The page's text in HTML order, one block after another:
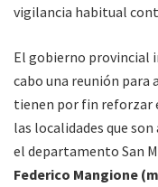
vigilancia habitual
El gobierno provincial
cabo una reunión para
tienen por fin reforzar
las localidades que
el departamento San
Federico Mangione